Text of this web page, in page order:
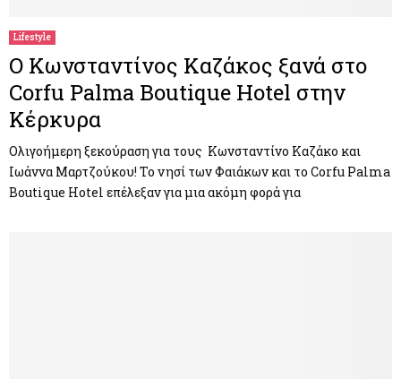
Lifestyle
Ο Kωνσταντίνος Καζάκος ξανά στο
Corfu Palma Boutique Hotel στην
Κέρκυρα
Ολιγοήμερη ξεκούραση για τους Κωνσταντίνο Καζάκο και
Ιωάννα Μαρτζούκου! Το νησί των Φαιάκων και το Corfu Palma
Boutique Hotel επέλεξαν για μια ακόμη φορά για